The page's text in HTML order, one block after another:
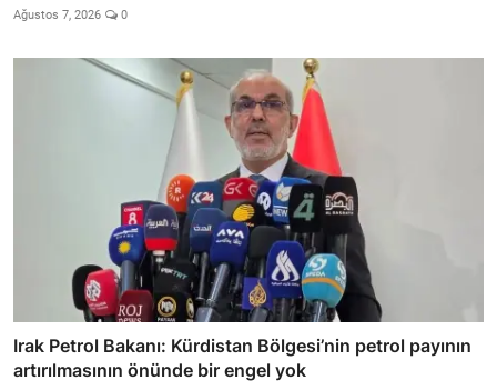
Ağustos 7, 2026 0
Irak Petrol Bakanı: Kürdistan Bölgesi’nin petrol payının
artırılmasının önünde bir engel yok